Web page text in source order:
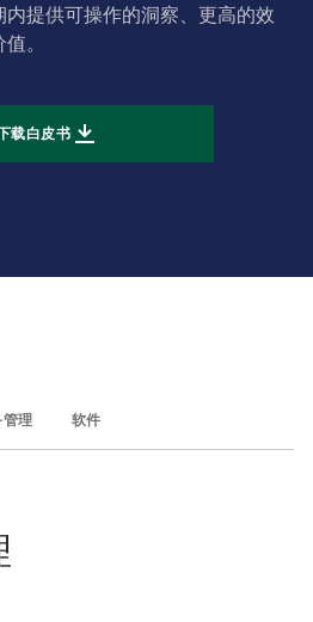
提供可操作的洞察、更高的效
。
载白皮书
理 软件